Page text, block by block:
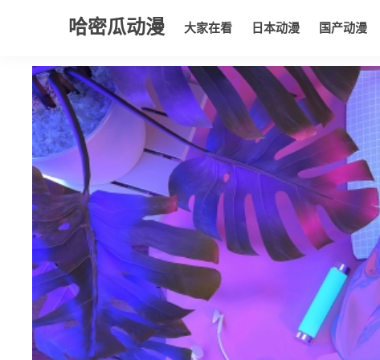
哈密瓜动漫 大家在看 日本动漫 国产动漫
大家在看 日本动漫 国产动漫 欧美动漫 动漫电影